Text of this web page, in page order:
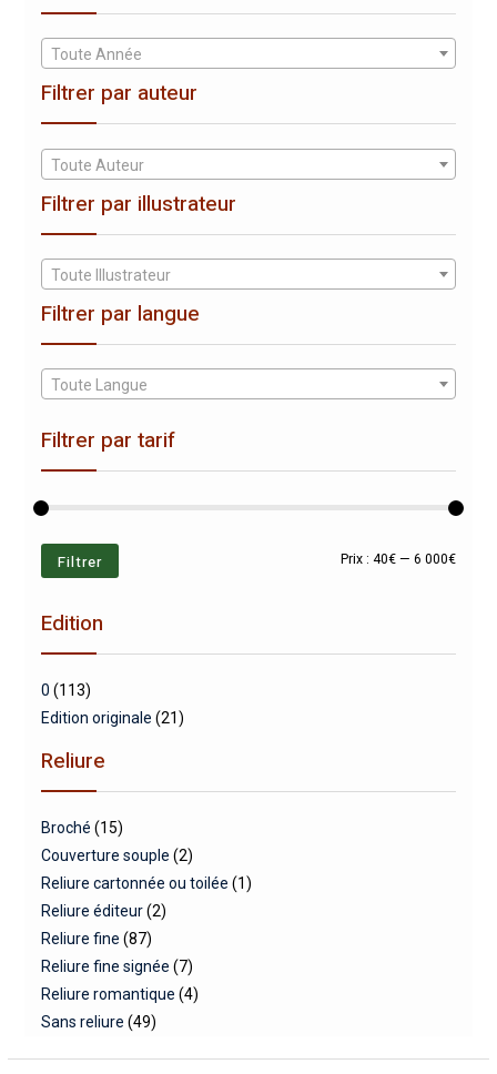
Toute Année
Filtrer par auteur
Toute Auteur
Filtrer par illustrateur
Toute Illustrateur
Filtrer par langue
Toute Langue
Filtrer par tarif
Prix
Prix
Filtrer Prix :40€ —6 000€
Edition
0 (113)
Edition originale (21)
Reliure
Broché (15)
Couverture souple (2)
Reliure cartonnée ou toilée (1)
Reliure éditeur (2)
Reliure fine (87)
Reliure fine signée (7)
Reliure romantique (4)
Sans reliure (49)